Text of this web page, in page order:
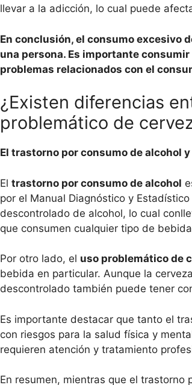
llevar a la adicción, lo cual puede
En conclusión, el consumo excesivo
una persona. Es importante
problemas relacionados con el
¿Existen diferencias
problemático de
El trastorno por consumo de alcohol
El trastorno por consumo de alcohol
por el Manual Diagnóstico y
descontrolado de alcohol, lo cual
que consumen cualquier tipo de
Por otro lado, el uso problemático de
bebida en particular. Aunque la
descontrolado también puede tener
Es importante destacar que tanto el
con riesgos para la salud física y
requieren atención y tratamiento
En resumen, mientras que el trastorno